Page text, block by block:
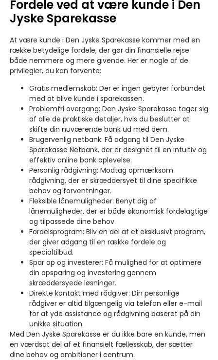
Fordele ved at være kunde i Den
Jyske Sparekasse
At være kunde i Den Jyske Sparekasse kommer med en
række betydelige fordele, der gør din finansielle rejse
både nemmere og mere givende. Her er nogle af de
privilegier, du kan forvente:
Gratis medlemskab: Der er ingen gebyrer forbundet
med at blive kunde i sparekassen.
Problemfri overgang: Den Jyske Sparekasse tager sig
af alle de praktiske detaljer, hvis du beslutter at
skifte din nuværende bank ud med dem.
Brugervenlig netbank: Få adgang til Den Jyske
Sparekasse Netbank, der er designet til en intuitiv og
effektiv online bank oplevelse.
Personlig rådgivning: Modtag opmærksom
rådgivning, der er skræddersyet til dine specifikke
behov og forventninger.
Fleksible lånemuligheder: Benyt dig af
lånemuligheder, der er både økonomisk fordelagtige
og tilpassede dine behov.
Fordelsprogram: Bliv en del af et eksklusivt program,
der giver adgang til en række fordele og
specialtilbud.
Spar op og investerer: Få mulighed for at optimere
din opsparing og investering gennem
skræddersyede løsninger.
Direkte kontakt med rådgiver: Din personlige
rådgiver er altid tilgængelig via telefon eller e-mail
for at yde assistance og rådgivning baseret på din
unikke situation.
Med Den Jyske Sparekasse er du ikke bare en kunde, men
en værdsat del af et finansielt fællesskab, der sætter
dine behov og ambitioner i centrum.